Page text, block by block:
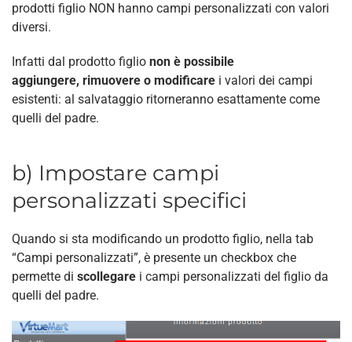
prodotti figlio NON hanno campi personalizzati con valori
diversi.
Infatti dal prodotto figlio non è possibile
aggiungere, rimuovere o modificare i valori dei campi
esistenti: al salvataggio ritorneranno esattamente come
quelli del padre.
b) Impostare campi
personalizzati specifici
Quando si sta modificando un prodotto figlio, nella tab
“Campi personalizzati”, è presente un checkbox che
permette di scollegare i campi personalizzati del figlio da
quelli del padre.